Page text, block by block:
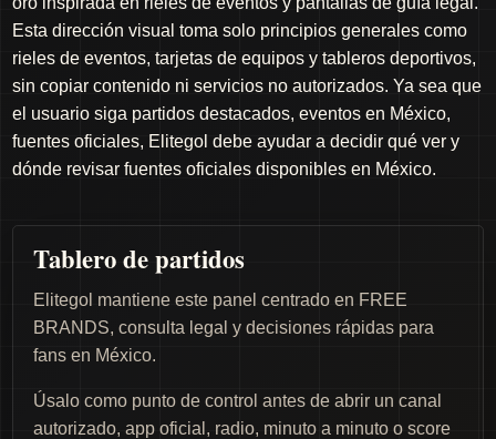
Esta dirección visual toma solo principios generales como
rieles de eventos, tarjetas de equipos y tableros deportivos,
sin copiar contenido ni servicios no autorizados. Ya sea que
el usuario siga partidos destacados, eventos en México,
fuentes oficiales, Elitegol debe ayudar a decidir qué ver y
dónde revisar fuentes oficiales disponibles en México.
Tablero de partidos
Elitegol mantiene este panel centrado en FREE
BRANDS, consulta legal y decisiones rápidas para
fans en México.
Úsalo como punto de control antes de abrir un canal
autorizado, app oficial, radio, minuto a minuto o score